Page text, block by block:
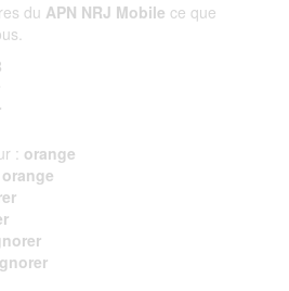
du APN NRJ Mobile ce que
: orange
orange